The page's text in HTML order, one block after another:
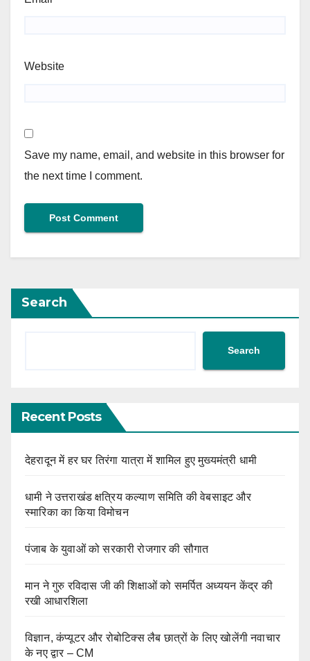
Website
Save my name, email, and website in this browser for
the next time I comment.
Search
Search
Recent Posts
देहरादून में हर घर तिरंगा यात्रा में शामिल हुए मुख्यमंत्री धामी
धामी ने उत्तराखंड क्षत्रिय कल्याण समिति की वेबसाइट और
स्मारिका का किया विमोचन
पंजाब के युवाओं को सरकारी रोजगार की सौगात
मान ने गुरु रविदास जी की शिक्षाओं को समर्पित अध्ययन केंद्र की
रखी आधारशिला
विज्ञान, कंप्यूटर और रोबोटिक्स लैब छात्रों के लिए खोलेंगी नवाचार
के नए द्वार – CM